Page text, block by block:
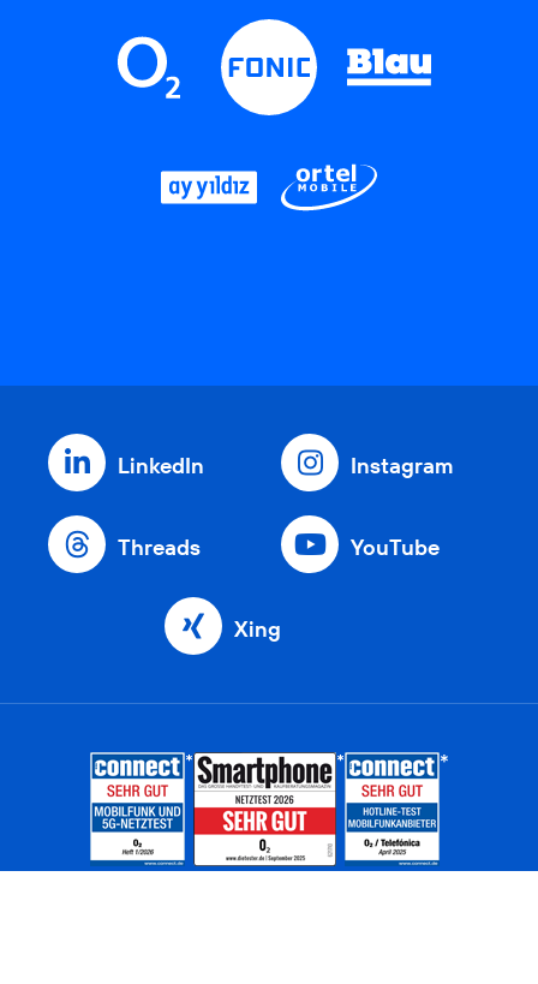
LinkedIn Instagram
Threads YouTube
Xing